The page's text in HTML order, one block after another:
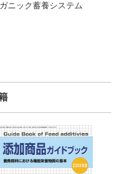
ニック蓄養システム